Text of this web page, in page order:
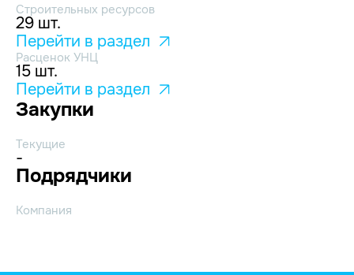
Строительных ресурсов
29 шт.
Перейти в раздел
Расценок УНЦ
15 шт.
Перейти в раздел
Закупки
Текущие
-
Подрядчики
Компания